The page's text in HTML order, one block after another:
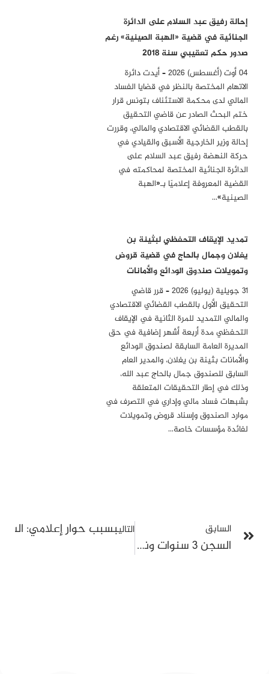
إحالة رفيق عبد السلام على الدائرة
الجنائية في قضية «الهبة الصينية» رغم
صدور حكم تعقيبي سنة 2018
04 أوت (أغسطس) 2026 – أيدت دائرة
الاتهام المختصة بالنظر في قضايا الفساد
المالي لدى محكمة الاستئناف بتونس قرار
ختم البحث الصادر عن قاضي التحقيق
بالقطب القضائي الاقتصادي والمالي، وقررت
إحالة وزير الخارجية الأسبق والقيادي في
حركة النهضة رفيق عبد السلام على
الدائرة الجنائية المختصة لمحاكمته في
القضية المعروفة إعلاميًا بـ«الهبة
الصينية»…
تمديد الإيقاف التحفظي لبثينة بن
يغلان وجمال بالحاج في قضية قروض
وتمويلات صندوق الودائع والأمانات
31 جويلية (يوليو) 2026 – قرر قاضي
التحقيق الأول بالقطب القضائي الاقتصادي
والمالي التمديد للمرة الثانية في الإيقاف
التحفظي مدة أربعة أشهر إضافية في حق
المديرة العامة السابقة لصندوق الودائع
والأمانات بثينة بن يغلان، والمدير العام
السابق للصندوق جمال بالحاج عبد الله،
وذلك في إطار التحقيقات المتعلقة
بشبهات فساد مالي وإداري في التصرف في
موارد الصندوق وإسناد قروض وتمويلات
لفائدة مؤسسات خاصة…
السابق
السجن 3 سنوات ونصف وتسليط خطايا مالية ومصادرة ممتلكات برهان بسيس ومراد الزغيدي
التاليبسبب حوار إعلامي: السجن 15 يومًا وخطية مالية لدليلة مصدّق وبرهان بسيس وفقا